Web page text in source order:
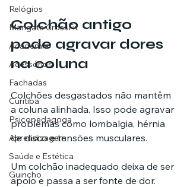
Relógios
Mangata CrossFit
Academia
Acessórios
Fachadas
Curitiba
Psicopedagoga
Aprendizagem
Saúde e Estética
Guincho
Colchão antigo
pode agravar dores
na coluna
Colchões desgastados não mantêm
a coluna alinhada. Isso pode agravar
problemas como lombalgia, hérnia
de disco e tensões musculares.
Um colchão inadequado deixa de ser
apoio e passa a ser fonte de dor.